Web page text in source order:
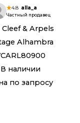
4.8 alla_a
Частный продавец
Cleef & Arpels
Alhambra
В наличии
по запросу